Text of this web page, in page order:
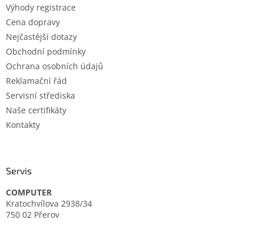
Výhody registrace
Cena dopravy
Nejčastější dotazy
Obchodní podmínky
Ochrana osobních údajů
Reklamační řád
Servisní střediska
Naše certifikáty
Kontakty
Servis
COMPUTER
Kratochvílova 2938/34
750 02 Přerov